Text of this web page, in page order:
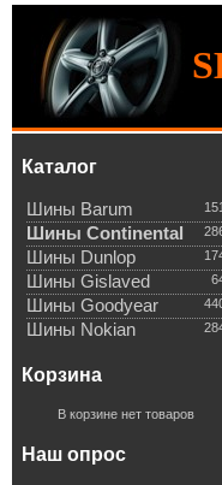
Каталог
151
Шины Barum
Шины Continental
Шины Dunlop
Шины Gislaved
Шины Goodyear
Шины Nokian
Корзина
В корзине нет товаров
Наш опрос